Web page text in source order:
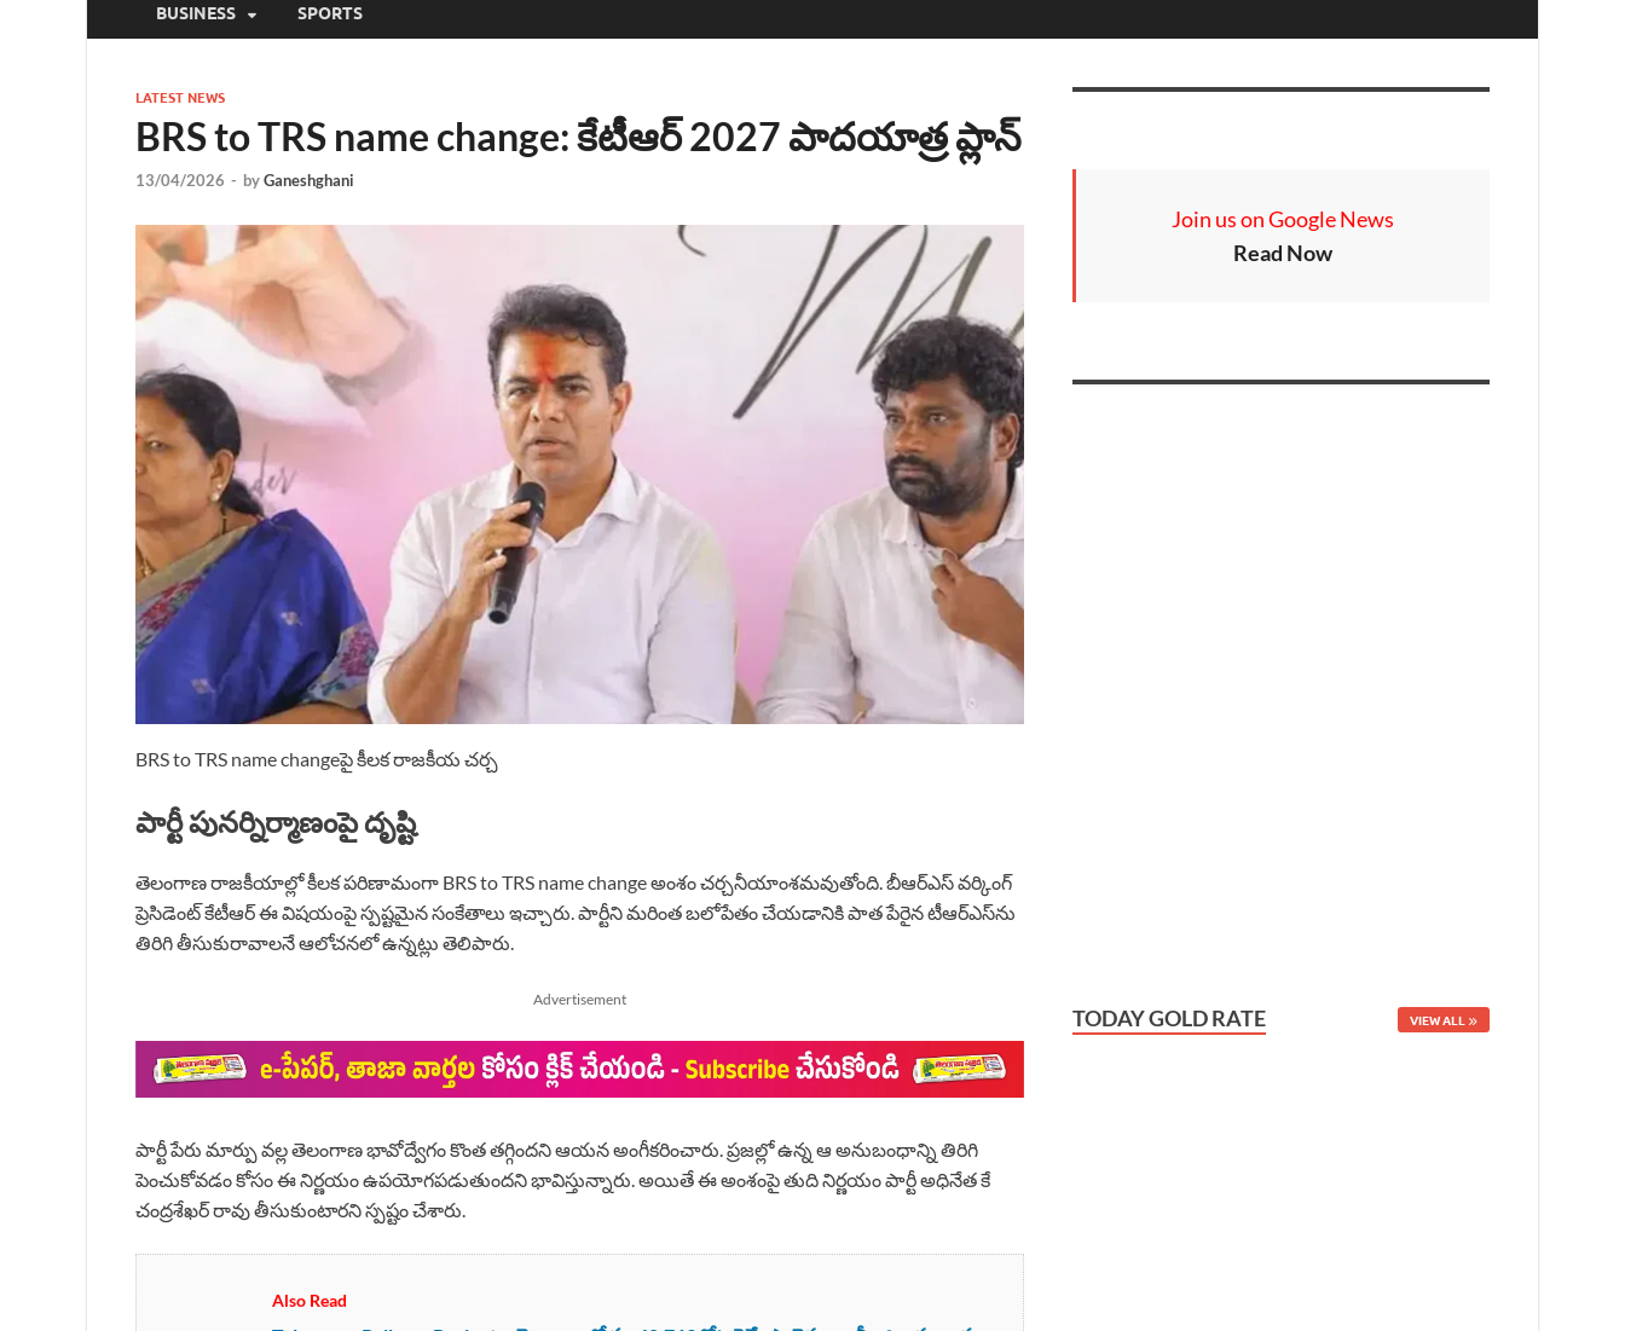
BUSINESS SPORTS
LATEST NEWS
BRS to TRS name change: కేటీఆర్ 2027 పాదయాత్ర ప్లాన్
13/04/2026 - byGaneshghani
BRS to TRS name changeపై కీలక రాజకీయ చర్చ
పార్టీ పునర్నిర్మాణంపై దృష్టి
తెలంగాణ రాజకీయాల్లో కీలక పరిణామంగా BRS to TRS name change అంశం చర్చనీయాంశమవుతోంది. బీఆర్‌ఎస్ వర్కింగ్
ప్రెసిడెంట్ కేటీఆర్ ఈ విషయంపై స్పష్టమైన సంకేతాలు ఇచ్చారు. పార్టీని మరింత బలోపేతం చేయడానికి పాత పేరైన టీఆర్‌ఎస్‌ను
తిరిగి తీసుకురావాలనే ఆలోచనలో ఉన్నట్లు తెలిపారు.
Advertisement
పార్టీ పేరు మార్పు వల్ల తెలంగాణ భావోద్వేగం కొంత తగ్గిందని ఆయన అంగీకరించారు. ప్రజల్లో ఉన్న ఆ అనుబంధాన్ని తిరిగి
పెంచుకోవడం కోసం ఈ నిర్ణయం ఉపయోగపడుతుందని భావిస్తున్నారు. అయితే ఈ అంశంపై తుది నిర్ణయం పార్టీ అధినేత కే
చంద్రశేఖర్ రావు తీసుకుంటారని స్పష్టం చేశారు.
Also Read
Join us on Google News
Read Now
TODAY GOLD RATE VIEW ALL